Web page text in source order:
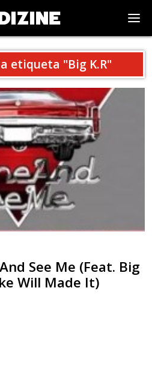
etiqueta "Big K.R"
See Me (Feat. Big
Will Made It)